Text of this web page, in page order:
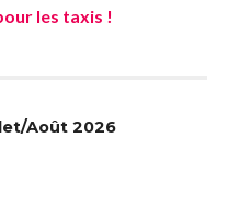
les taxis !
Août 2026